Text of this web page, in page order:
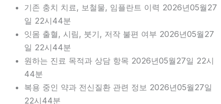
기존 충치 치료, 보철물, 임플란트 이력 2026년05월27
일 22시44분
잇몸 출혈, 시림, 붓기, 저작 불편 여부 2026년05월27
일 22시44분
원하는 진료 목적과 상담 항목 2026년05월27일 22시
44분
복용 중인 약과 전신질환 관련 정보 2026년05월27일
22시44분